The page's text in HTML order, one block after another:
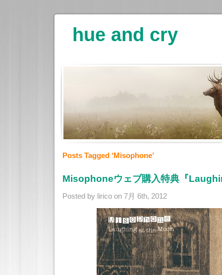
hue and cry
Posts Tagged ‘Misophone’
Misophoneウェブ購入特典『
Posted by lirico on 7月 6th, 2012